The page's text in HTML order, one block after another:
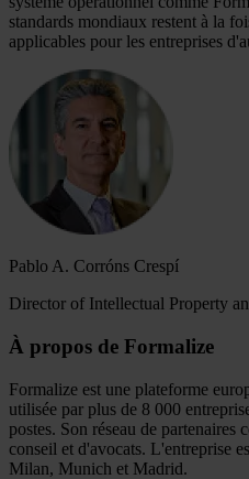
standards mondiaux restent à la
applicables pour les entreprises
Pablo A. Corróns Crespí
Director of Intellectual Property
À propos de Formalize
Formalize est une plateforme
utilisée par plus de 8 000
postes. Son réseau de partenaires
conseil et d'avocats. L'entreprise
Milan, Munich et Madrid.